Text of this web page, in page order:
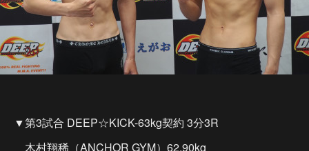
▼第3試合 DEEP☆KICK-63kg契約 3分3R
木村翔稀（ANCHOR GYM）62.90kg